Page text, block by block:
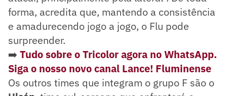
forma, acredita que, mantendo a consistência
e amadurecendo jogo a jogo, o Flu pode
surpreender.
➡️ Tudo sobre o Tricolor agora no WhatsApp.
Siga o nosso novo canal Lance! Fluminense
Os outros times que integram o grupo F são o